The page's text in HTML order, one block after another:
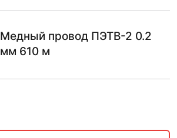
Медный провод ПЭТВ-2 0.2
мм 610 м